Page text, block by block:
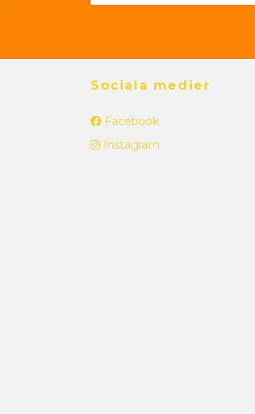
Sociala medier
Facebook
Instagram